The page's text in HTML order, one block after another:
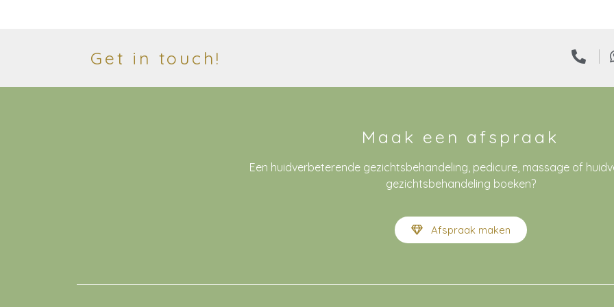
Get in touch!
Maak een afspraak
Een huidverbeterende gezichtsbehandeling, pedicure, massage of
gezichtsbehandeling boeken?
Afspraak maken